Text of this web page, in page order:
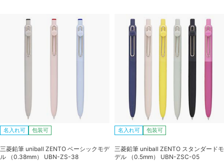
名入れ可 包装可
三菱鉛筆 uniball ZENTO ベーシックモデ
ル （0.38mm） UBN-ZS-38
名入れ可 包装可
三菱鉛筆 uniball ZENTO スタンダードモ
デル （0.5mm） UBN-ZSC-05